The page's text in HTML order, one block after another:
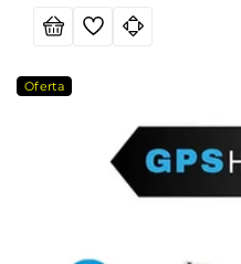
habitual
Oferta